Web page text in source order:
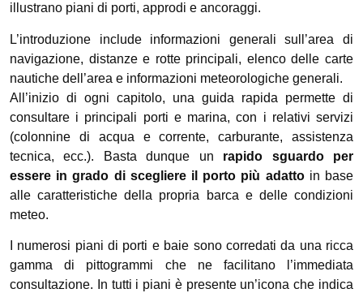
illustrano piani di porti, approdi e ancoraggi.
L’introduzione include informazioni generali sull’area di
navigazione, distanze e rotte principali, elenco delle carte
nautiche dell’area e informazioni meteorologiche generali.
All’inizio di ogni capitolo, una guida rapida permette di
consultare i principali porti e marina, con i relativi servizi
(colonnine di acqua e corrente, carburante, assistenza
tecnica, ecc.). Basta dunque un rapido sguardo per
essere in grado di scegliere il porto più adatto in base
alle caratteristiche della propria barca e delle condizioni
meteo.
I numerosi piani di porti e baie sono corredati da una ricca
gamma di pittogrammi che ne facilitano l’immediata
consultazione. In tutti i piani è presente un’icona che indica